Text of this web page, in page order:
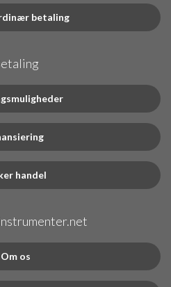
betaling
handel
Om os